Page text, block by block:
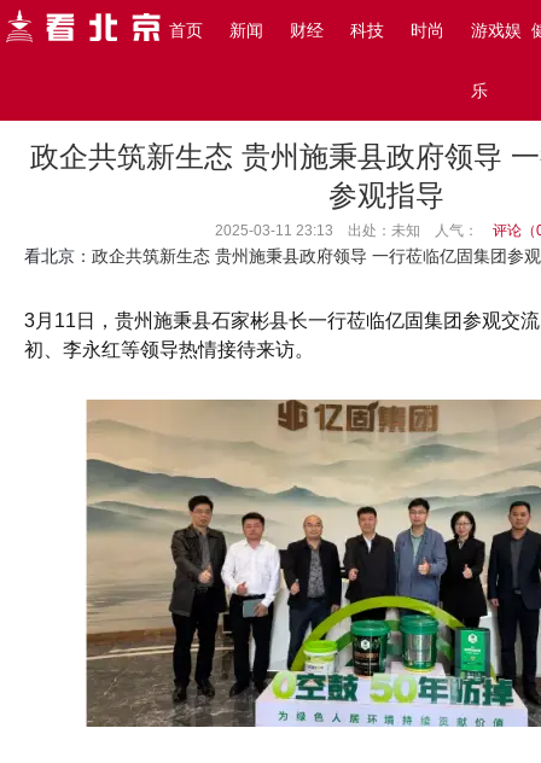
首页 新闻 财经 科技 时尚 游戏娱
乐
搜索
政企共筑新生态 贵州施秉县政府领导
参观指导
2025-03-11 23:13 出处：未知 人气： 评论（
看北京 ：政企共筑新生态 贵州施秉县政府领导 一行莅临亿固集团参
3月11日，贵州施秉县石家彬县长一行莅临亿固集团参观交
初、李永红等领导热情接待来访。